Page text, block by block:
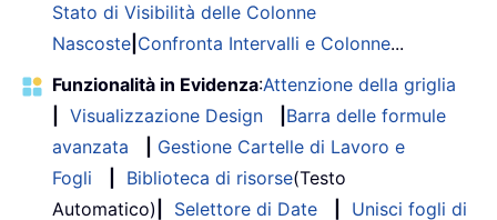
Stato di Visibilità delle Colonne
Nascoste Confronta Intervalli e Colonne...
Funzionalità in Evidenza:Attenzione della griglia
Visualizzazione Design
Barra delle formule
avanzata
Gestione Cartelle di Lavoro e
Fogli
Biblioteca di risorse(Testo
Automatico)
Selettore di Date
Unisci fogli di